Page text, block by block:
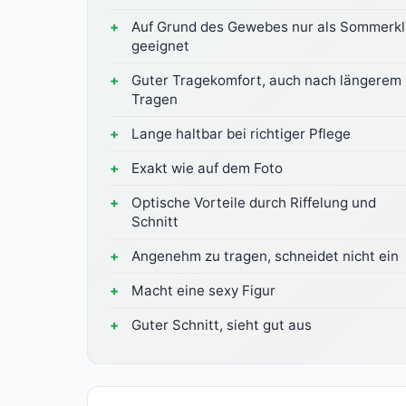
Auf Grund des Gewebes nur als
geeignet
Guter Tragekomfort, auch nach längerem
Tragen
Lange haltbar bei richtiger Pflege
Exakt wie auf dem Foto
Optische Vorteile durch Riffelung und
Schnitt
Angenehm zu tragen, schneidet nicht ein
Macht eine sexy Figur
Guter Schnitt, sieht gut aus